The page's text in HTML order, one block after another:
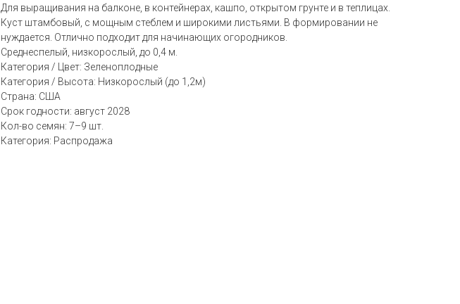
Для выращивания на балконе, в контейнерах, кашпо, открытом грунте и в теплицах.
Куст штамбовый, с мощным стеблем и широкими листьями. В формировании не
нуждается. Отлично подходит для начинающих огородников.
Среднеспелый, низкорослый, до 0,4 м.
Категория / Цвет: Зеленоплодные
Категория / Высота: Hизкорослый (до 1,2м)
Страна: США
Срок годности: август 2028
Кол-во семян: 7–9 шт.
Категория: Распродажа